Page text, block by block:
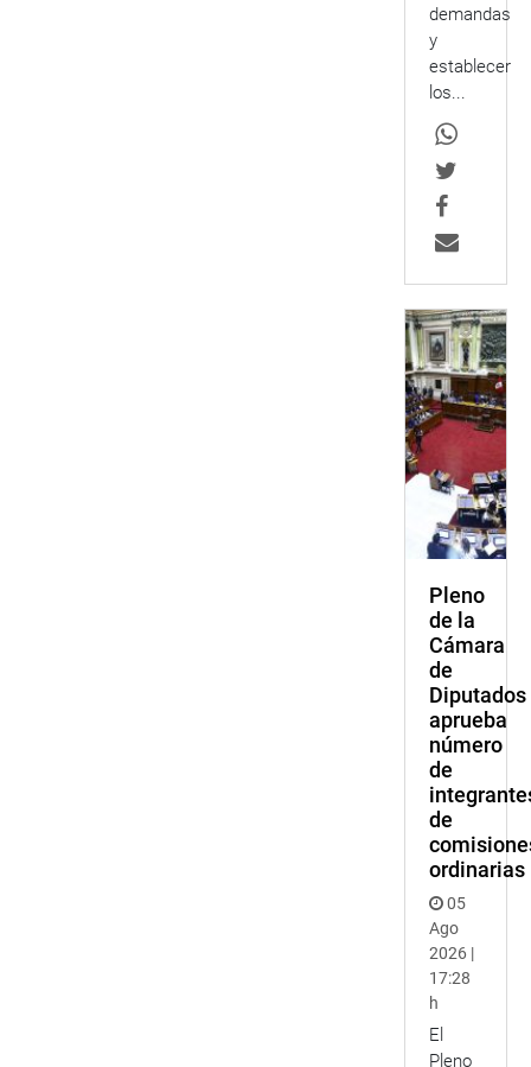
demandas
y
establecer
los...
Pleno
de la
Cámara
de
Diputados
aprueba
número
de
de
ordinarias
05
Ago
2026 |
17:28
h
El
Pleno